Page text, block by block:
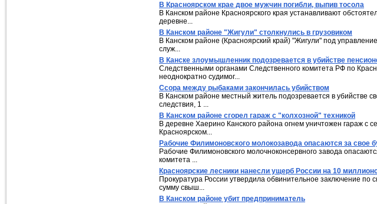
В Красноярском крае двое мужчин погибли, выпив тосола
В Канском районе Красноярского края устанавливают
деревне...
В Канском районе "Жигули" столкнулись в грузовиком
В Канском районе (Красноярский край) "Жигули" под
служ...
В Канске злоумышленник подозревается в убийстве
Следственными органами Следственного комитета РФ по
неоднократно судимог...
Ссора между рыбаками закончилась убийством
В Канском районе местный житель подозревается в убийстве
следствия, 1 ...
В Канском районе сгорел гараж с "колхозной" техникой
В деревне Хаерино Канского района огнем уничтожен гараж с
Красноярском...
Рабочие Филимоновского молокозавода опасаются за свое
Рабочие Филимоновского молочноконсервного завода
комитета ...
Красноярские лесники нанесли ущерб России на 10
Прокуратура России утвердила обвинительное заключение по
сумму свыш...
В Канском районе убит предприниматель